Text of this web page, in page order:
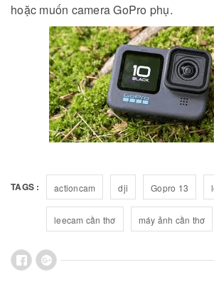
hoặc muốn camera GoPro phụ.
TAGS : actioncam dji Gopro 13
leecam cần thơ máy ảnh cần thơ